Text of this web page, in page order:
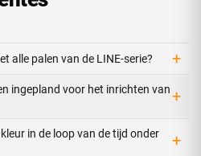
alle palen van de LINE-serie? +
ingepland voor het inrichten van+
in de loop van de tijd onder
+